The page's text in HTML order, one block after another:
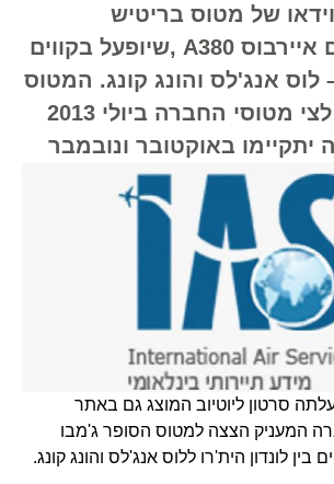
של מטוס בריטיש
איירווייס מדגם איירבוס A380 ,שיופעל בקווים
– לוס אנג'לס והונג קונג. המטוס
החדש יצטרף לצי מטוסי החברה ביולי 2013
יתקיימו באוקטובר ונובמבר
סרטון ליוטיוב המוצג גם באתר
המעניק הצצה למטוס הסופר ג'מבו